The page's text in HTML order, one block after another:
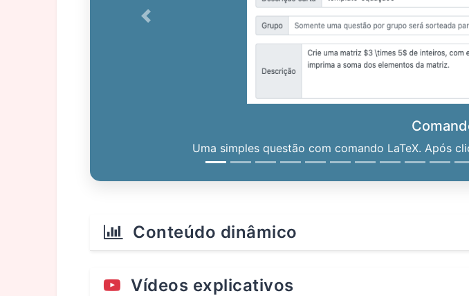
Uma simples questão com comando LaTeX. Após
Previous
Conteúdo dinâmico
Vídeos explicativos